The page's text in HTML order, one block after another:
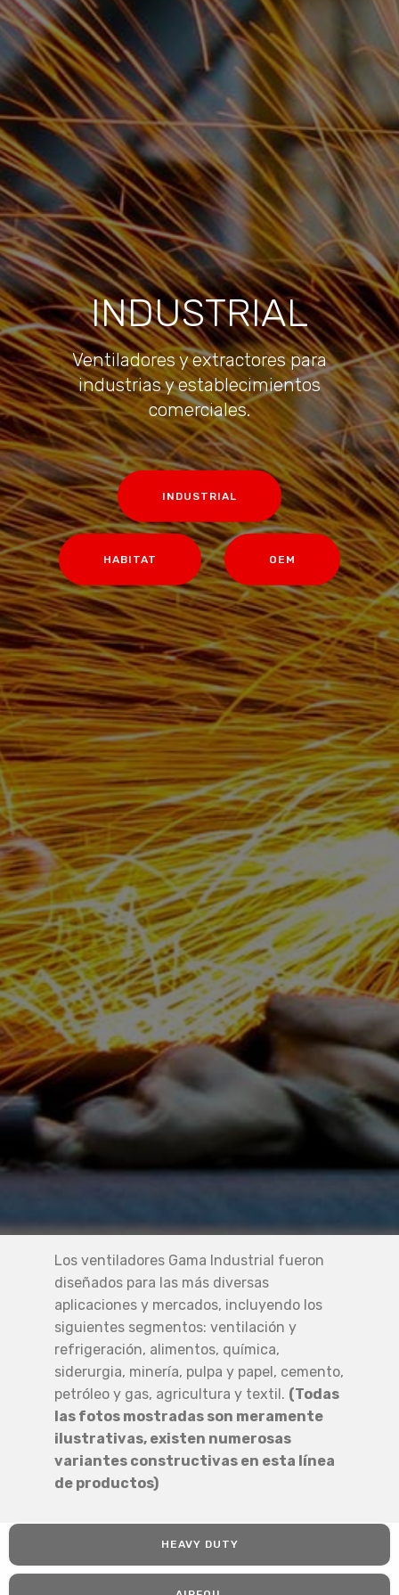
INDUSTRIAL
Ventiladores y extractores para
industrias y establecimientos
comerciales.
INDUSTRIAL
HABITAT OEM
Los ventiladores Gama Industrial fueron
diseñados para las más diversas
aplicaciones y mercados, incluyendo los
siguientes segmentos: ventilación y
refrigeración, alimentos, química,
siderurgia, minería, pulpa y papel, cemento,
petróleo y gas, agricultura y textil. (Todas
las fotos mostradas son meramente
ilustrativas, existen numerosas
variantes constructivas en esta línea
de productos)
HEAVY DUTY